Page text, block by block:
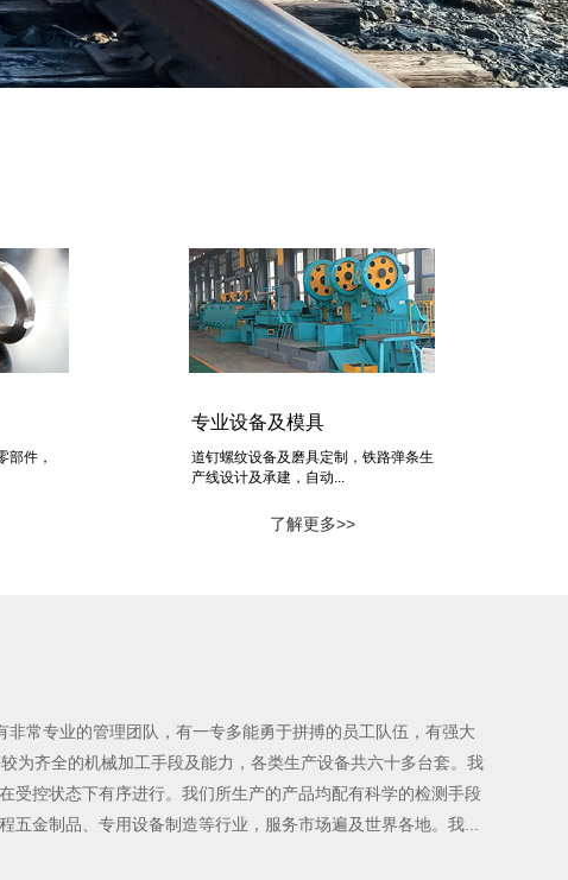
部件，
专业设备及模具
道钉螺纹设备及磨具定制，铁路弹条生
产线设计及承建，自动...
了解更多>>
常专业的管理团队，有一专多能勇于拼搏的员工队伍，有强大
为齐全的机械加工手段及能力，各类生产设备共六十多台套。我
受控状态下有序进行。我们所生产的产品均配有科学的检测手段
金制品、专用设备制造等行业，服务市场遍及世界各地。我...